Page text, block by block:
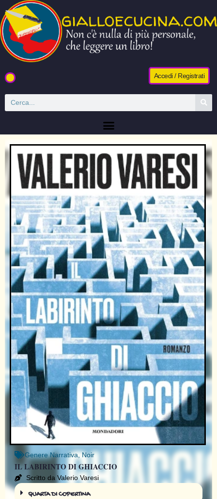
Accedi / Registrati
Genere Narrativa,Noir
IL LABIRINTO DI GHIACCIO
Scritto da Valerio Varesi
QUARTA DI COPERTINA